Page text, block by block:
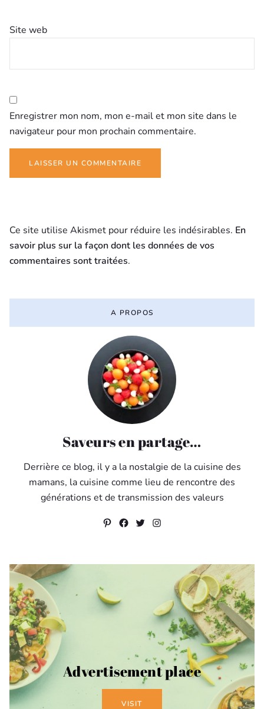
Site web
Enregistrer mon nom, mon e-mail et mon site dans le
navigateur pour mon prochain commentaire.
Ce site utilise Akismet pour réduire les indésirables. En
savoir plus sur la façon dont les données de vos
commentaires sont traitées.
A PROPOS
Saveurs en partage…
Derrière ce blog, il y a la nostalgie de la cuisine des
mamans, la cuisine comme lieu de rencontre des
générations et de transmission des valeurs
Pinterest
Facebook
Twitter
Instagram
Advertisement place
VISIT